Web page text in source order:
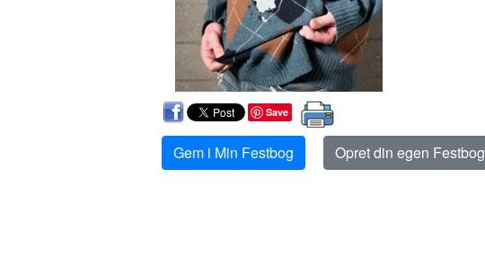
Save
Gem i Min Festbog Opret din egen Festbog